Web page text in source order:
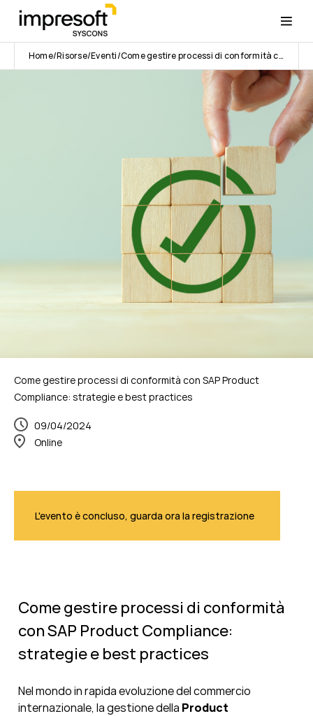
Home Risorse Eventi Come gestire processi di conformità con SAP Product Compliance: strategie e best practices | Syscons
Come gestire processi di conformità con SAP Product
Compliance: strategie e best practices
09/04/2024
Online
L'evento è concluso, guarda ora la registrazione
Come gestire processi di conformità
con SAP Product Compliance:
strategie e best practices
Nel mondo in rapida evoluzione del commercio
internazionale, la gestione della Product